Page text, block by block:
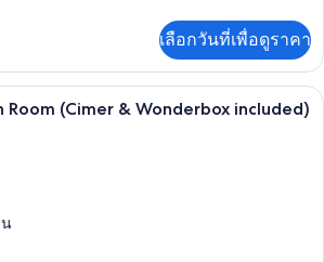
เลือกวันที่เพื่อดูราคา
เครื่องนอนระดับพรีเมียม, มินิบาร์ฟรี,
Room (Cimer & Wonderbox included)
น